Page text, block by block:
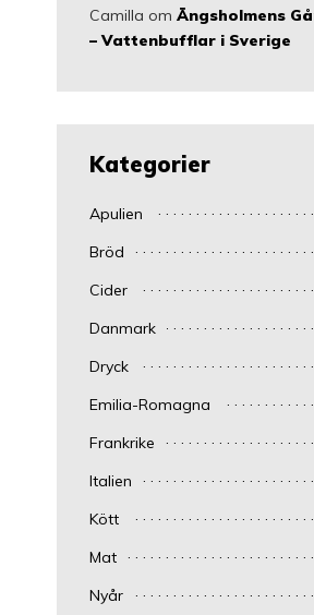
Camilla om Ängsholmens
– Vattenbufflar i Sverige
Kategorier
Apulien
Bröd
Cider
Danmark
Dryck
Emilia-Romagna
Frankrike
Italien
Kött
Mat
Nyår